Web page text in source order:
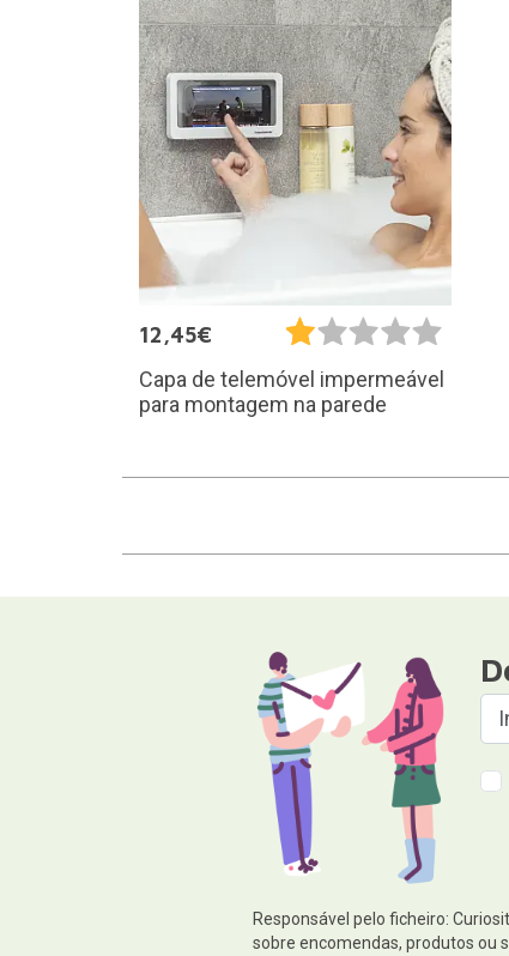
12,45€
Capa de telemóvel impermeável
para montagem na parede
Responsável pelo ficheiro:
sobre encomendas, produtos ou